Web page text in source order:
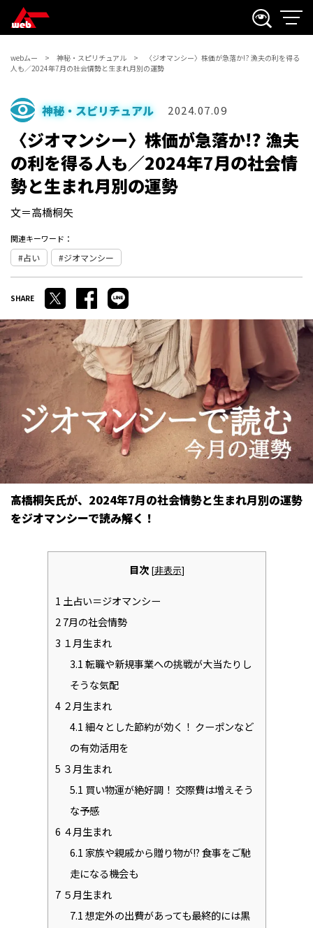
webムー 神秘・スピリチュアル
〈ジオマンシー〉株価が急落か!? 漁夫の利を得る
人も／2024年7月の社会情勢と生まれ月別の運勢
神秘・スピリチュアル 2024.07.09
〈ジオマンシー〉株価が急落か!? 漁夫
の利を得る人も／2024年7月の社会情
勢と生まれ月別の運勢
文＝高橋桐矢
関連キーワード：
占い ジオマンシー
高橋桐矢氏が、2024年7月の社会情勢と生まれ月別の運勢
をジオマンシーで読み解く！
目次 [非表示]
1 土占い＝ジオマンシー
27月の社会情勢
3 １月生まれ
3.1転職や新規事業への挑戦が大当たりし
そうな気配
4２月生まれ
4.1細々とした節約が効く！ クーポンなど
の有効活用を
5 ３月生まれ
5.1 買い物運が絶好調！ 交際費は増えそう
な予感
6 ４月生まれ
6.1家族や親戚から贈り物が!? 食事をご馳
走になる機会も
7５月生まれ
7.1想定外の出費があっても最終的には黒